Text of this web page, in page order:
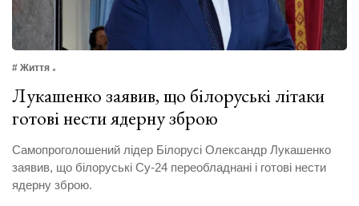
# Життя
Лукашенко заявив, що білоруські літаки
готові нести ядерну зброю
Самопроголошений лідер Білорусі Олександр Лукашенко
заявив, що білоруські Су-24 переобладнані і готові нести
ядерну зброю.